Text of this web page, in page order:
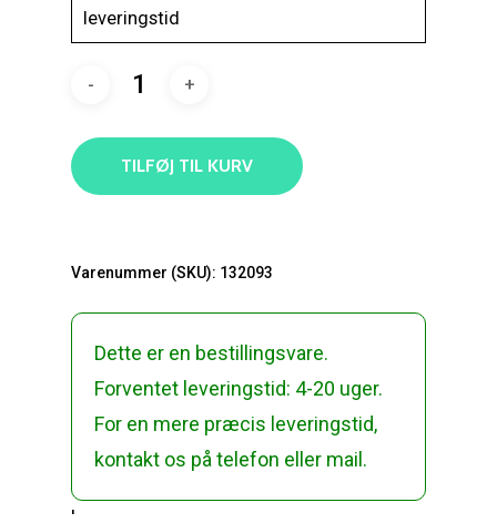
leveringstid
TILFØJ TIL KURV
Varenummer (SKU): 132093
Dette er en bestillingsvare.
Forventet leveringstid: 4-20 uger.
For en mere præcis leveringstid,
kontakt os på telefon eller mail.
'